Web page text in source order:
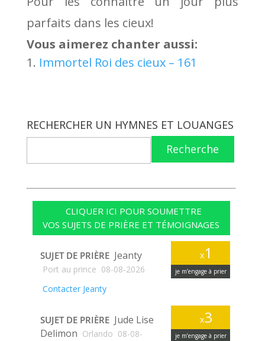
parfaits dans les cieux!
Vous aimerez chanter aussi:
Immortel Roi des cieux – 161
RECHERCHER UN HYMNES ET LOUANGES
Recherche
CLIQUER ICI POUR SOUMETTRE
VOS SUJETS DE PRIÈRE ET TÉMOIGNAGES
x1
je m’engage à prier
SUJET DE PRIÈRE Jeanty
Port au prince 08-08-2026
Contacter Jeanty
x3
je m’engage à prier
SUJET DE PRIÈRE Jude Lise
Delimon Orlando 08-08-